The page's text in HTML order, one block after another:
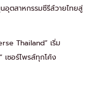
อุตสาหกรรมซีรีส์วายไทยสู่
Thailand” เริ่ม
ซอร์ไพรส์ทุกโค้ง